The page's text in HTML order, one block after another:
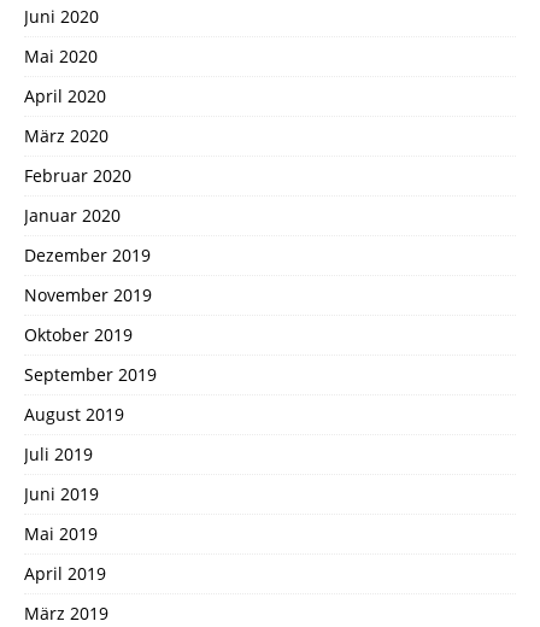
Juni 2020
Mai 2020
April 2020
März 2020
Februar 2020
Januar 2020
Dezember 2019
November 2019
Oktober 2019
September 2019
August 2019
Juli 2019
Juni 2019
Mai 2019
April 2019
März 2019